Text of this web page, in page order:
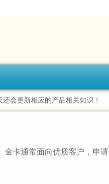
会更新相应的产品相关知识！
金卡通常面向优质客户，申请